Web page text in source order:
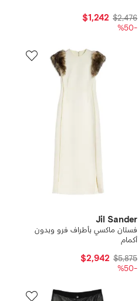
$2,476
$1,242
-%50
Jil Sander
فستان ماكسي بأطراف فرو وبدون
أكمام
$5,875
$2,942
-%50